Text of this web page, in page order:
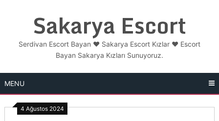
Sakarya Escort
Serdivan Escort Bayan ❤️ Sakarya Escort Kızlar ❤️ Escort
Bayan Sakarya Kızları Sunuyoruz.
MENU
4 Ağustos 2024